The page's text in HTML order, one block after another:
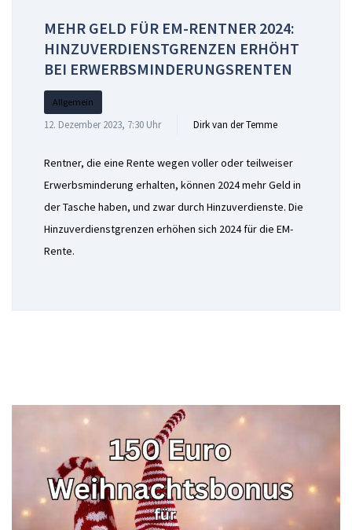
MEHR GELD FÜR EM-RENTNER 2024:
HINZUVERDIENSTGRENZEN ERHÖHT
BEI ERWERBSMINDERUNGSRENTEN
Allgemein
12. Dezember 2023, 7:30 Uhr Dirk van der Temme
Rentner, die eine Rente wegen voller oder teilweiser
Erwerbsminderung erhalten, können 2024 mehr Geld in
der Tasche haben, und zwar durch Hinzuverdienste. Die
Hinzuverdienstgrenzen erhöhen sich 2024 für die EM-
Rente.